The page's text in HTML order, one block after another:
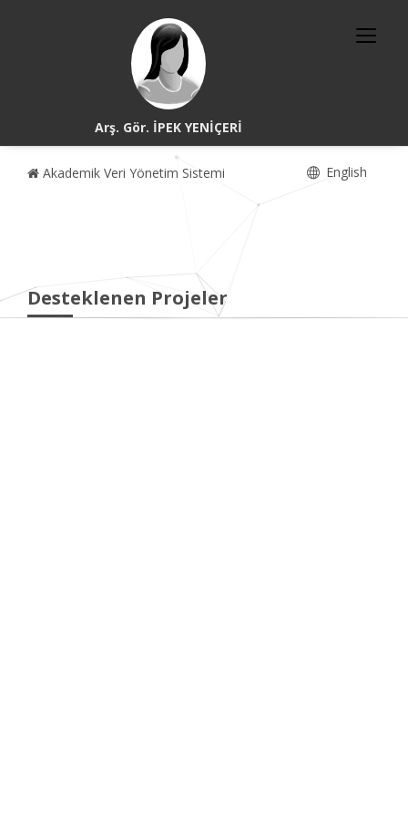
Arş. Gör. İPEK YENİÇERİ
Akademik Veri Yönetim Sistemi English
Desteklenen Projeler